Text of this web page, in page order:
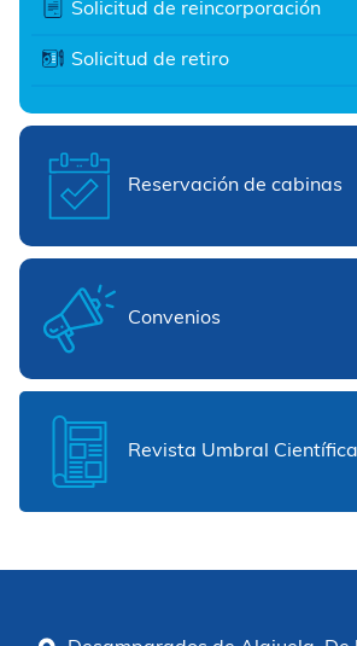
Solicitud de reincorporación
Solicitud de retiro
Reservación de cabinas
Convenios
Revista Umbral Científica